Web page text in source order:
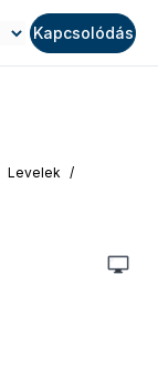
Kapcsolódás
Levelek /